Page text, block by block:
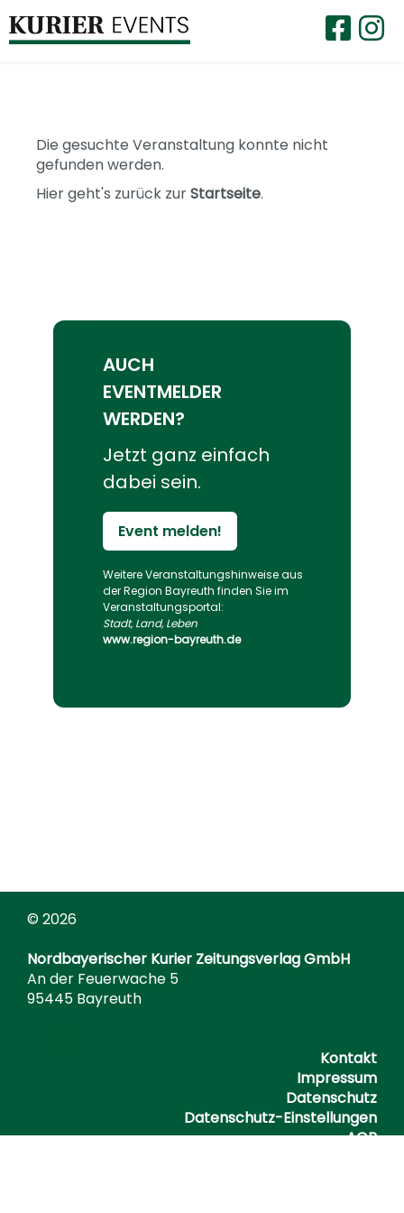
Die gesuchte Veranstaltung konnte nicht
gefunden werden.
Hier geht's zurück zurStartseite.
AUCH
EVENTMELDER
WERDEN?
Jetzt ganz einfach
dabei sein.
Event melden!
Weitere Veranstaltungs­hinweise aus
der Region Bayreuth finden Sie im
Veranstaltungs­portal:
Stadt, Land, Leben
www.region-bayreuth.de
© 2026
Nordbayerischer Kurier Zeitungsverlag GmbH
An der Feuerwache 5
95445 Bayreuth
Kontakt
Impressum
Datenschutz
Datenschutz-Einstellungen
AGB